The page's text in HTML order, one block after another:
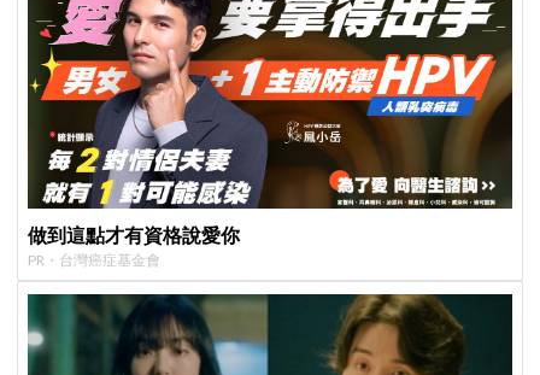
做到這點才有資格說愛你
PR・台灣癌症基金會